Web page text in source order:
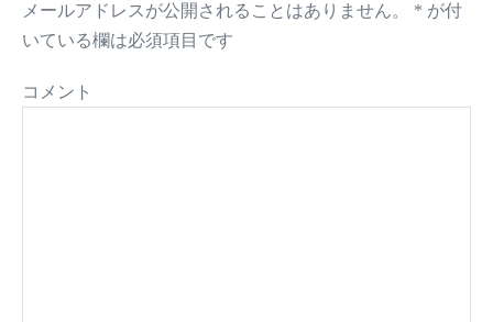
メールアドレスが公開されることはありません。 * が付
いている欄は必須項目です
コメント